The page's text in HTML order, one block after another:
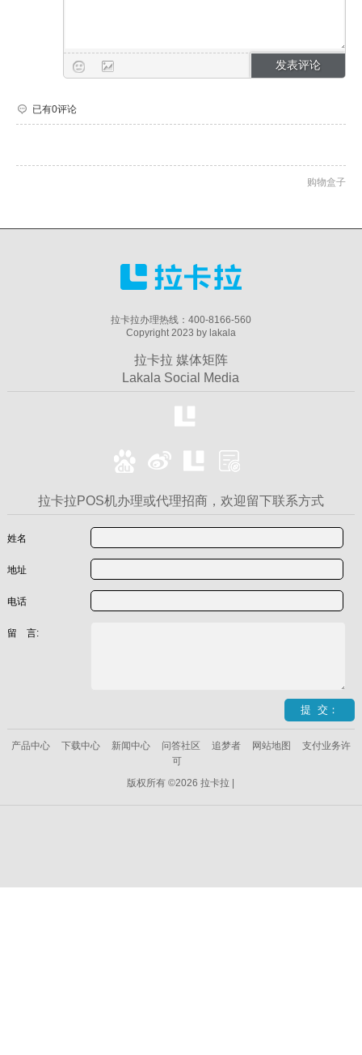
已有0评论
购物盒子
拉卡拉办理热线：400-8166-560
Copyright 2023 by lakala
拉卡拉 媒体矩阵
Lakala Social Media
拉卡拉POS机办理或代理招商，欢迎留下联系方式
姓名
地址
电话
留 言:
产品中心 下载中心 新闻中心 问答社区 追梦者 网站地图
支付业务许
可
版权所有 ©2026 拉卡拉 |